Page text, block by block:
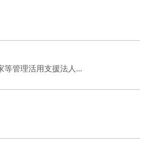
等管理活用支援法人...